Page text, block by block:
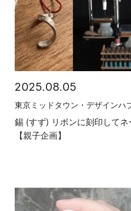
2025.08.05
東京ミッドタウン・デザインハ
錫 (すず) リボンに刻印して
【親⼦企画】